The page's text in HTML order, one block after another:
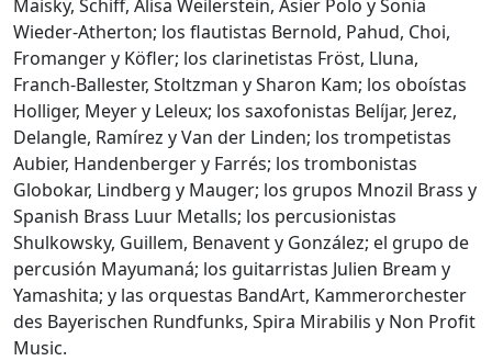
Maisky, Schiff, Alisa Weilerstein, Asier Polo y Sonia
Wieder-Atherton; los flautistas Bernold, Pahud, Choi,
Fromanger y Köfler; los clarinetistas Fröst, Lluna,
Franch-Ballester, Stoltzman y Sharon Kam; los oboístas
Holliger, Meyer y Leleux; los saxofonistas Belíjar, Jerez,
Delangle, Ramírez y Van der Linden; los trompetistas
Aubier, Handenberger y Farrés; los trombonistas
Globokar, Lindberg y Mauger; los grupos Mnozil Brass y
Spanish Brass Luur Metalls; los percusionistas
Shulkowsky, Guillem, Benavent y González; el grupo de
percusión Mayumaná; los guitarristas Julien Bream y
Yamashita; y las orquestas BandArt, Kammerorchester
des Bayerischen Rundfunks, Spira Mirabilis y Non Profit
Music.